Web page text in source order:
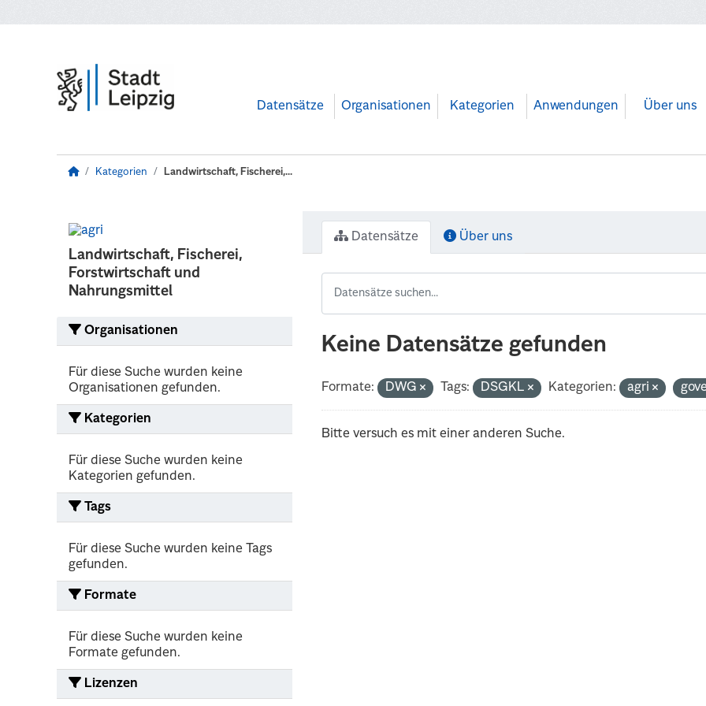
Datensätze Organisationen Kategorien Anwendungen Über uns
Kategorien Landwirtschaft, Fischerei,...
Landwirtschaft, Fischerei,
Forstwirtschaft und
Nahrungsmittel
Organisationen
Für diese Suche wurden keine
Organisationen gefunden.
Kategorien
Für diese Suche wurden keine
Kategorien gefunden.
Tags
Für diese Suche wurden keine Tags
gefunden.
Formate
Für diese Suche wurden keine
Formate gefunden.
Lizenzen
Datensätze Über uns
Keine Datensätze gefunden
Formate: DWG Tags: DSGKL Kategorien: agri
Bitte versuch es mit einer anderen Suche.